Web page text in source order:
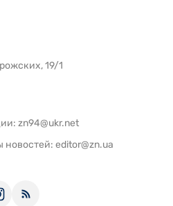
19/1
zn94@ukr.net
новостей: editor@zn.ua